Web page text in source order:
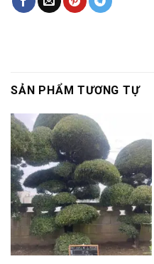
SẢN PHẨM TƯƠNG TỰ